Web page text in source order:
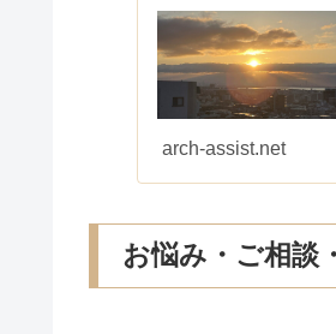
arch-assist.net
お悩み・ご相談